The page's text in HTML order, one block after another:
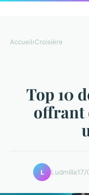
Accueil›Croisière
Top 10
offrant
L Ludmilla17/